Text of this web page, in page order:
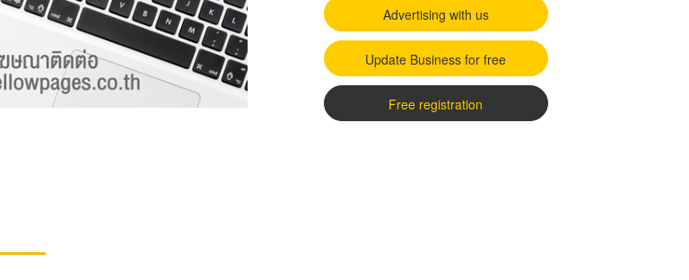
Advertising with us
Update Business for free
Free registration